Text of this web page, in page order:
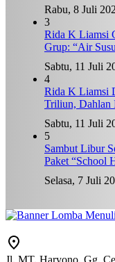
Rabu, 8 Juli
3
Rida K Liamsi
Grup: “Air
Sabtu, 11 Juli
4
Rida K Liamsi
Triliun, Dahlan
Sabtu, 11 Juli
5
Sambut Libur
Paket “School
Selasa, 7 Juli